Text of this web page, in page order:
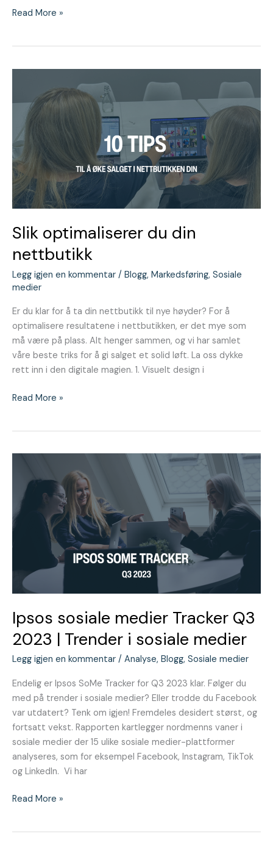
Read More »
Slik optimaliserer du din
nettbutikk
Legg igjen en kommentar / Blogg, Markedsføring, Sosiale
medier
Er du klar for å ta din nettbutikk til nye høyder? For å
optimalisere resultatene i nettbutikken, er det mye som
må være på plass. Alt henger sammen, og vi har samlet
våre beste triks for å gi salget et solid løft. La oss dykke
rett inn i den digitale magien. 1. Visuelt design i
optimaliserer
du
nettbutikk
Read More »
Ipsos sosiale medier Tracker Q3
2023 | Trender i sosiale medier
Legg igjen en kommentar / Analyse, Blogg, Sosiale medier
Endelig er Ipsos SoMe Tracker for Q3 2023 klar. Følger du
med på trender i sosiale medier? Eller trodde du Facebook
var utdatert? Tenk om igjen! Fremdeles desidert størst, og
fortsatt vekst. Rapporten kartlegger nordmenns vaner i
sosiale medier der 15 ulike sosiale medier-plattformer
analyseres, som for eksempel Facebook, Instagram, TikTok
og LinkedIn. Vi har
medier
Tracker
Q3
|
sosiale
Read More »